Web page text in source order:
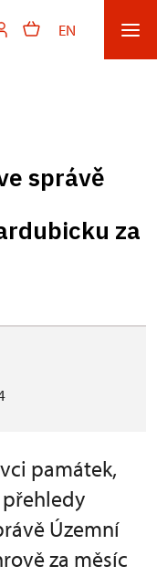
EN
správě
za
památek,
Územní
za měsíc